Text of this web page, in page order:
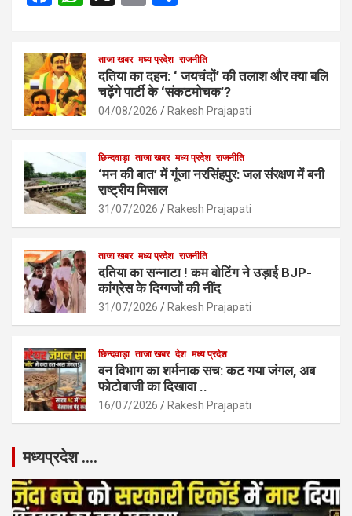
b
o
o
s
A
p
p
e
ताजा खबर मध्य प्रदेश राजनीति
दतिया का दहन: ‘ जयचंदों’ की तलाश और क्या बलि
चढ़ेंगे पार्टी के ‘संकटमोचक’?
04/08/2026 Rakesh Prajapati
छिन्दवाड़ा ताजा खबर मध्य प्रदेश राजनीति
‘मन की बात’ में गूंजा नरसिंहपुर: जल संरक्षण में बनी
राष्ट्रीय मिसाल
31/07/2026 Rakesh Prajapati
ताजा खबर मध्य प्रदेश राजनीति
दतिया का सन्नाटा ! कम वोटिंग ने उड़ाई BJP-
कांग्रेस के दिग्गजों की नींद
31/07/2026 Rakesh Prajapati
छिन्दवाड़ा ताजा खबर देश मध्य प्रदेश
वन विभाग का शर्मनाक सच: कट गया जंगल, अब
फोटोबाजी का दिखावा ..
16/07/2026 Rakesh Prajapati
मध्यप्रदेश ….